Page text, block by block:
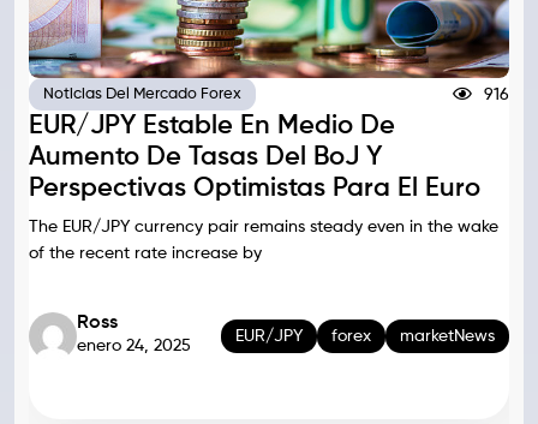
Noticias Del Mercado Forex 916
EUR/JPY Estable En Medio De
Aumento De Tasas Del BoJ Y
Perspectivas Optimistas Para El Euro
The EUR/JPY currency pair remains steady even in the wake
of the recent rate increase by
Ross
enero 24, 2025
EUR/JPY forex marketNews